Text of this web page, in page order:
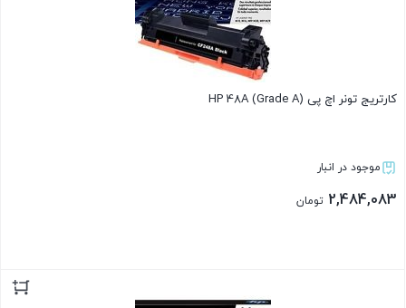
کارتریج تونر اچ پی HP 48A (Grade A)
موجود در انبار
2,484,083 تومان